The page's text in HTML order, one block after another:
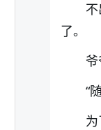
了。
爷
“